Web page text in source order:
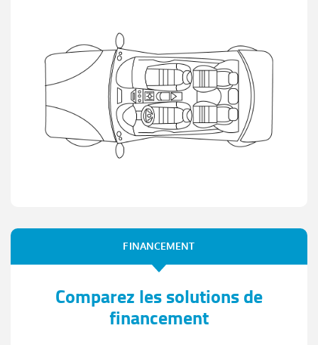
FINANCEMENT
Comparez les solutions de
financement